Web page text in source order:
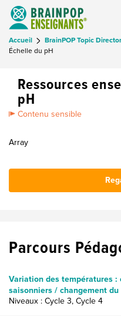
Accueil BrainPOP Topic
Échelle du pH
Ressources
pH
Contenu sensible
Array
Parcours
Variation des températures
saisonniers / changement
Niveaux : Cycle 3, Cycle 4